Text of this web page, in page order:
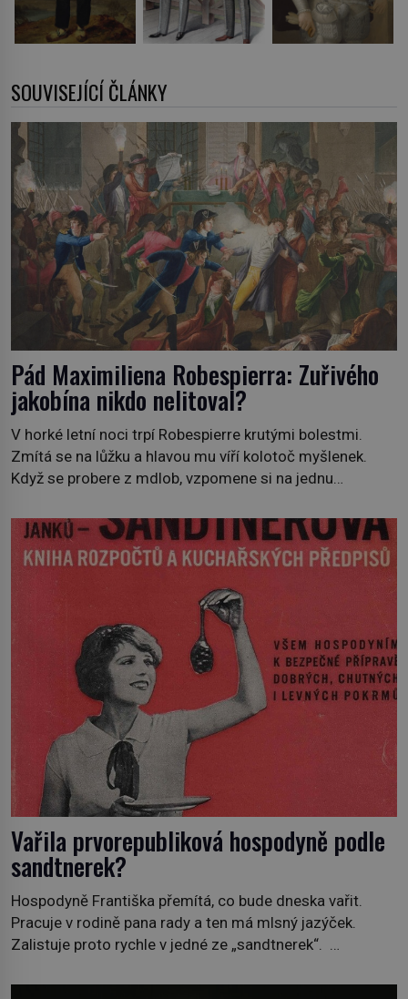
SOUVISEJÍCÍ ČLÁNKY
Pád Maximiliena Robespierra: Zuřivého
jakobína nikdo nelitoval?
V horké letní noci trpí Robespierre krutými bolestmi.
Zmítá se na lůžku a hlavou mu víří kolotoč myšlenek.
Když se probere z mdlob, vzpomene si na jednu
Prorokovala mu tragický osud. Tehdy se jí vysmál.
„Robespierre to dotáhne hodně daleko,“ prohlásil o něm
jiný významný francouzský revolucionář, Honoré de
Vařila prvorepubliková hospodyně podle
sandtnerek?
Hospodyně Františka přemítá, co bude dneska vařit.
Pracuje v rodině pana rady a ten má mlsný jazýček.
Zalistuje proto rychle v jedné ze „sandtnerek“.
povzdechne si směrem ke služce, kterou má v kuchyni k